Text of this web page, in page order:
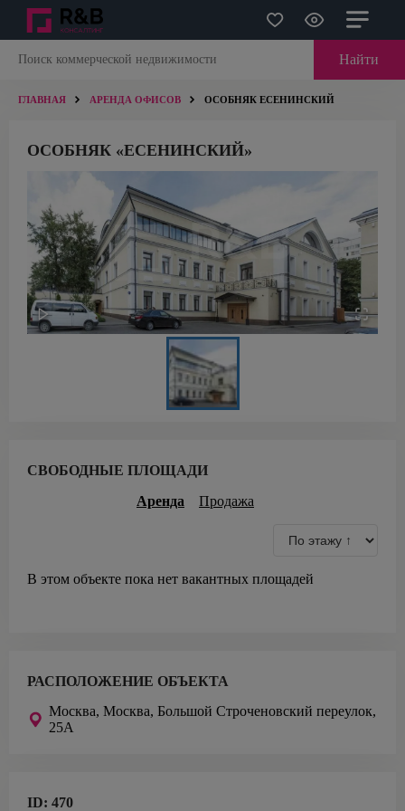
Найти
ГЛАВНАЯ АРЕНДА ОФИСОВ ОСОБНЯК ЕСЕНИНСКИЙ
ОСОБНЯК «ЕСЕНИНСКИЙ»
СВОБОДНЫЕ ПЛОЩАДИ
Аренда
Продажа
В этом объекте пока нет вакантных площадей
РАСПОЛОЖЕНИЕ ОБЪЕКТА
Москва, Москва, Большой Строченовский переулок,
25А
ID: 470